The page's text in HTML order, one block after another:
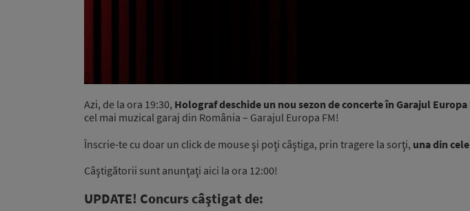
Azi, de la ora 19:30, Holograf deschide un nou sezon de concerte în Garajul Europa
cel mai muzical garaj din România – Garajul Europa FM!
Înscrie-te cu doar un click de mouse şi poţi câştiga, prin tragere la sorţi, una din
Câştigătorii sunt anunţaţi aici la ora 12:00!
UPDATE! Concurs câştigat de: